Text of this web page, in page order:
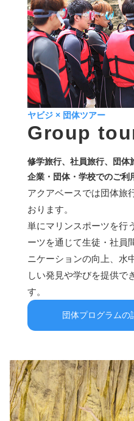
ヤビジ × 団体ツアー
Group
修学旅行、社員旅行、団体
企業・団体・学校でのご利
アクアベースでは団体旅
おります。
単にマリンスポーツを行
ーツを通じて生徒・社員
ニケーションの向上、水
しい発見や学びを提供で
す。
団体プログラムの